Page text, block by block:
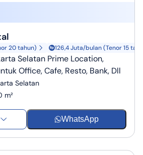
20 tahun) 126,4 Juta/bulan (Tenor 15
Selatan Prime Location,
Office, Cafe, Resto, Bank, Dll
Selatan
m²
WhatsApp